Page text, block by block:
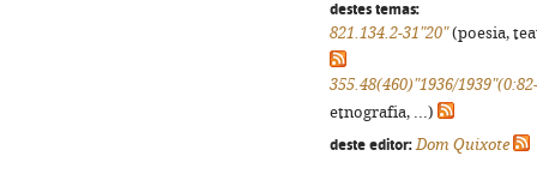
destes temas:
821.134.2-31"20"(poesia,
355.48(460)"1936/
etnografia, ...)
deste editor: Dom Quixote